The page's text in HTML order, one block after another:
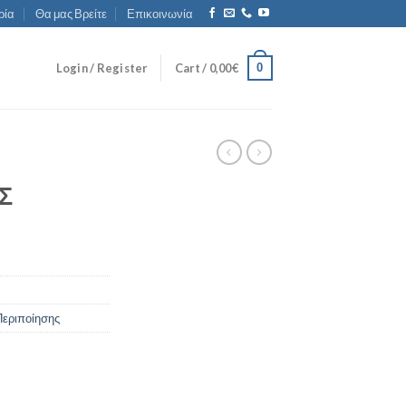
Θα μας Βρείτε Επικοινωνία
Login / Register Cart / 0,00€ 0